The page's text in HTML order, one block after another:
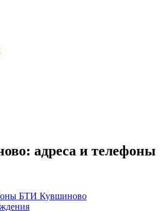
адреса и телефоны
БТИ Кувшиново